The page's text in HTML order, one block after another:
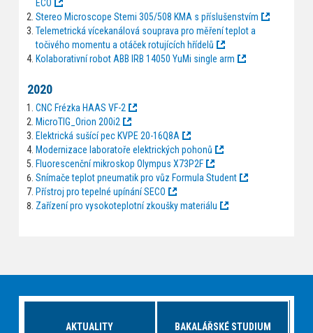
ECO
Stereo Microscope Stemi 305/508 KMA s příslušenstvím
Telemetrická vícekanálová souprava pro měření teplot a
točivého momentu a otáček rotujících hřídelů
Kolaborativní robot ABB IRB 14050 YuMi single arm
2020
CNC Frézka HAAS VF-2
MicroTIG_Orion 200i2
Elektrická sušící pec KVPE 20-16Q8A
Modernizace laboratoře elektrických pohonů
Fluorescenční mikroskop Olympus X73P2F
Snímače teplot pneumatik pro vůz Formula Student
Přístroj pro tepelné upínání SECO
Zařízení pro vysokoteplotní zkoušky materiálu
AKTUALITY BAKALÁŘSKÉ STUDIUM